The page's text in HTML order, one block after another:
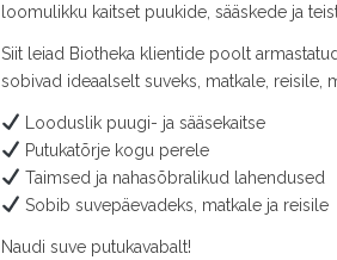
loomulikku kaitset puukide, sääskede ja
Siit leiad Biotheka klientide poolt
sobivad ideaalselt suveks, matkale, reisile,
Looduslik puugi- ja sääsekaitse
Putukatõrje kogu perele
Taimsed ja nahasõbralikud lahendused
Sobib suvepäevadeks, matkale ja reisile
Naudi suve putukavabalt!